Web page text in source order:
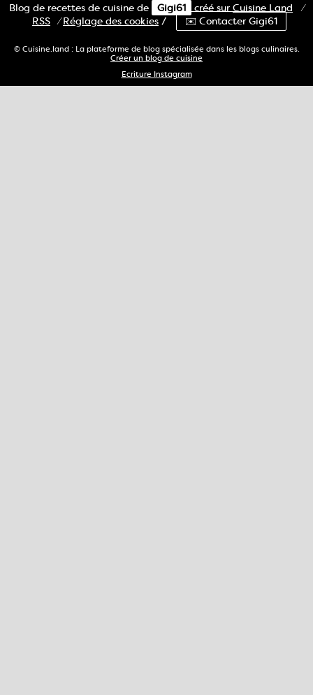
Blog de recettes de cuisine de Gigi61 créé sur Cuisine Land
⁄
RSS ⁄Réglage des cookies / ✉️ Contacter Gigi61
© Cuisine.land : La plateforme de blog spécialisée dans les blogs culinaires.
Créer un blog de cuisine
Ecriture Instagram